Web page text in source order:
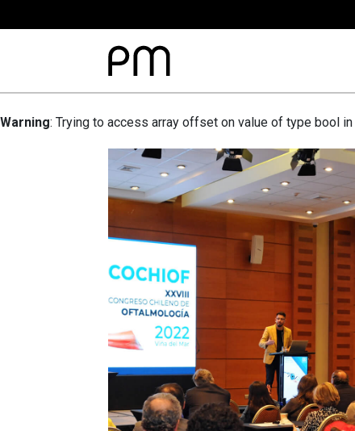
Warning: Trying to access array offset on value of type bool in